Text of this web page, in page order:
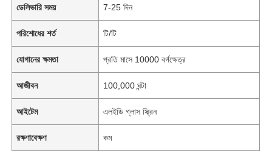
ডেলিভারি সময় 7-25 দিন
পরিশোধের শর্ত টি/টি
যোগানের ক্ষমতা প্রতি মাসে 10000 বর্গক্ষেত্র
আজীবন 100,000 ঘন্টা
আইটেম এলইডি গ্লাস স্ক্রিন
রক্ষণাবেক্ষণ কম